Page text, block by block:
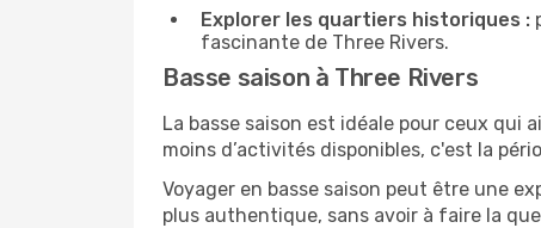
Explorer les quartiers historiques :
fascinante de Three Rivers.
Basse saison à Three Rivers
La basse saison est idéale pour ceux qui
moins d’activités disponibles, c'est la
Voyager en basse saison peut être une
plus authentique, sans avoir à faire la